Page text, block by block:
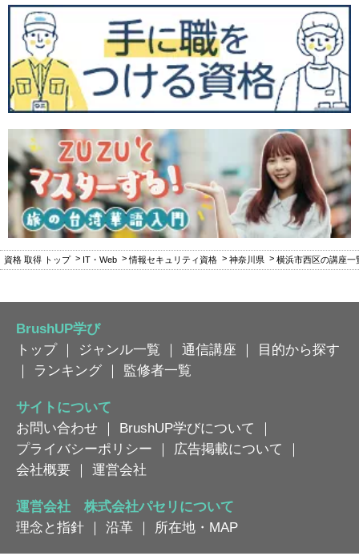
資格 取得 トップ IT・Web 情報セキュリティ資格 神奈川県 横浜市西区の講座一
BrushUP学び
トップ｜ ジャンル一覧 ｜ 通信講座 ｜
目的から探す
｜
ランキング ｜ 監修者一覧
サイトについて
お問い合わせ ｜ BrushUP学びについて
｜
プライバシーポリシー ｜ 広告掲載について
｜
会社概要 ｜ 運営会社
運営会社 株式会社パセリについて
理念と指針 ｜ 沿革 ｜ 所在地・MAP